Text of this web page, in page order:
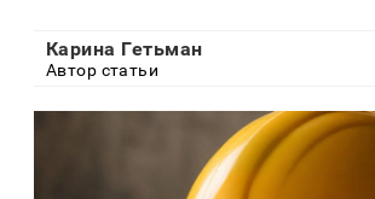
Карина Гетьман
Автор статьи